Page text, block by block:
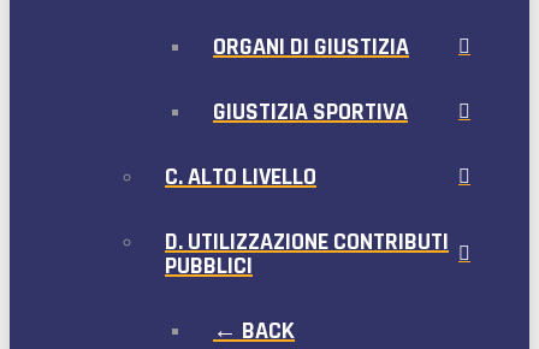
ORGANI DI GIUSTIZIA
GIUSTIZIA SPORTIVA
C. ALTO LIVELLO
D. UTILIZZAZIONE CONTRIBUTI
PUBBLICI
← BACK